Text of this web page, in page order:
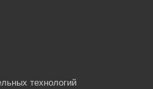
технологий